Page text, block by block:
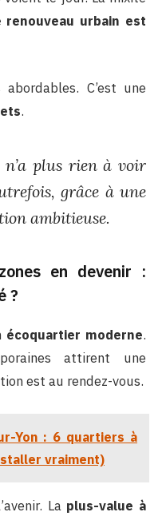
renouveau urbain est
C’est une
.
plus rien à voir
grâce à une
ambitieuse.
en devenir :
?
écoquartier moderne.
attirent une
est au rendez-vous.
Yon : 6 quartiers à
vraiment)
La plus-value à